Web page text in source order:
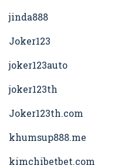
jinda888
Joker123
joker123auto
joker123th
Joker123th.com
khumsup888.me
kimchibetbet.com